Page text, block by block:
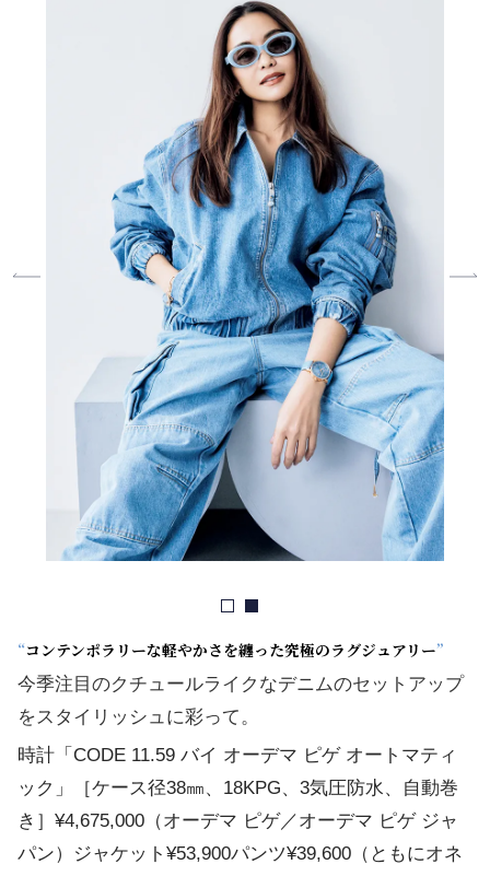
“コンテンポラリーな軽やかさを纏った究極のラグジュアリー”
今季注目のクチュールライクなデニムのセットアップ
をスタイリッシュに彩って。
時計「CODE 11.59 バイ オーデマ ピゲ オートマティ
ック」［ケース径38㎜、18KPG、3気圧防水、自動巻
き］¥4,675,000（オーデマ ピゲ／オーデマ ピゲ ジャ
パン）ジャケット¥53,900パンツ¥39,600（ともにオネ